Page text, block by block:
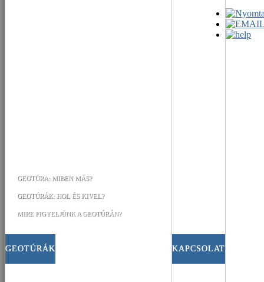
GEOTÚRÁK
GEOTÚRA: MIBEN MÁS?
GEOTÚRÁK: HOL ÉS KIVEL?
MIRE FIGYELJÜNK A GEOTÚRÁN?
KAPCSOLAT